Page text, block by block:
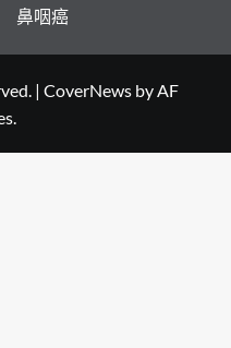
鼻咽癌
| CoverNews by AF